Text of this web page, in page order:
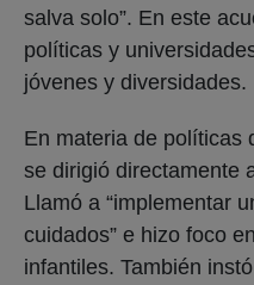
salva solo”. En este
políticas y
jóvenes y diversidades.
En materia de políticas
se dirigió directamente
Llamó a “implementar
cuidados” e hizo foco
infantiles. También instó